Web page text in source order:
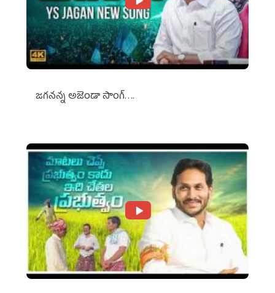
జగనన్న అజెండా సాంగ్….